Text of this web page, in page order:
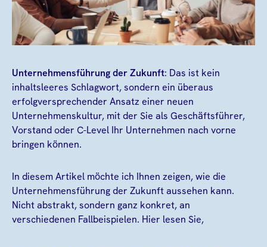
Unternehmensführung der Zukunft: Das ist kein
inhaltsleeres Schlagwort, sondern ein überaus
erfolgversprechender Ansatz einer neuen
Unternehmenskultur, mit der Sie als Geschäftsführer,
Vorstand oder C-Level Ihr Unternehmen nach vorne
bringen können.
In diesem Artikel möchte ich Ihnen zeigen, wie die
Unternehmensführung der Zukunft aussehen kann.
Nicht abstrakt, sondern ganz konkret, an
verschiedenen Fallbeispielen. Hier lesen Sie,